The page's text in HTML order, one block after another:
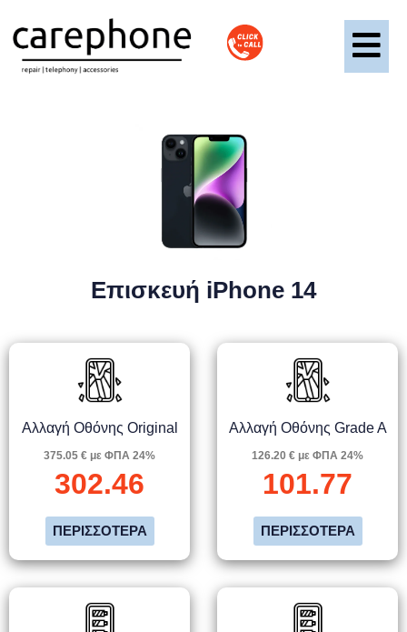
Επισκευή iPhone 14
Αλλαγή Οθόνης Original
375.05 € με ΦΠΑ 24%
302.46
ΠΕΡΙΣΣΌΤΕΡΑ
Αλλαγή Οθόνης Grade A
126.20 € με ΦΠΑ 24%
101.77
ΠΕΡΙΣΣΌΤΕΡΑ